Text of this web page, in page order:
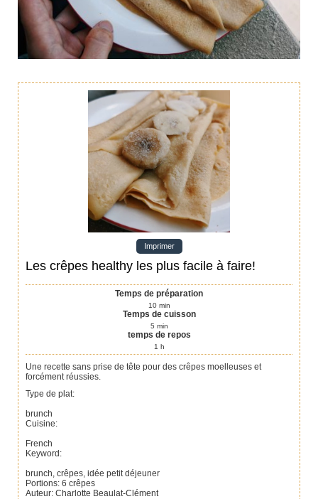
Imprimer
Les crêpes healthy les plus facile à faire!
Temps de préparation
10 min
Temps de cuisson
5 min
temps de repos
1 h
Une recette sans prise de tête pour des crêpes moelleuses et
forcément réussies.
Type de plat:
brunch
Cuisine:
French
Keyword:
brunch, crêpes, idée petit déjeuner
Portions: 6 crêpes
Auteur: Charlotte Beaulat-Clément